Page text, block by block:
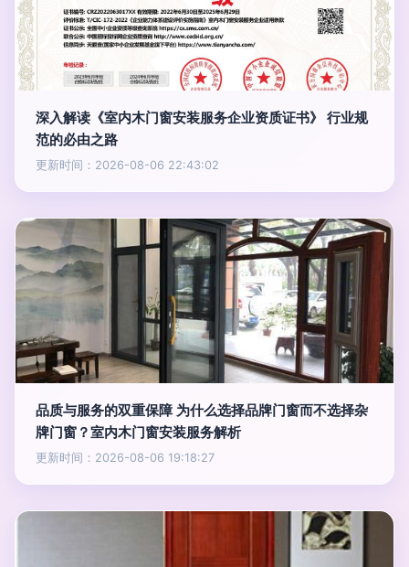
深入解读《室内木门窗安装服务企业资质证书》 行业规
范的必由之路
更新时间：2026-08-06 22:43:02
品质与服务的双重保障 为什么选择品牌门窗而不选择杂
牌门窗？室内木门窗安装服务解析
更新时间：2026-08-06 19:18:27